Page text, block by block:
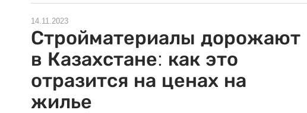
14.11.2023
Стройматериалы дорожают
в Казахстане: как это
отразится на ценах на
жилье